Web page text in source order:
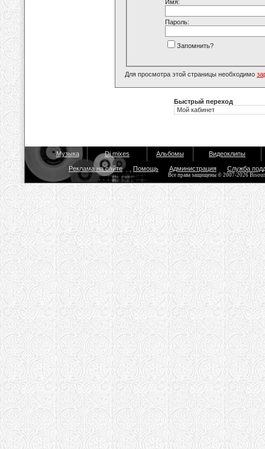
Имя:
Пароль:
Запомнить?
Для просмотра этой страницы необходимо
Быстрый переход
Музыка Dj mixes Альбомы Видеоклипы
Реклама на сайте Помощь Администрация Служба
Все права защищены © 2007-2026